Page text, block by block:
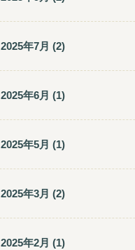
2025年7月 (2)
2025年6月 (1)
2025年5月 (1)
2025年3月 (2)
2025年2月 (1)